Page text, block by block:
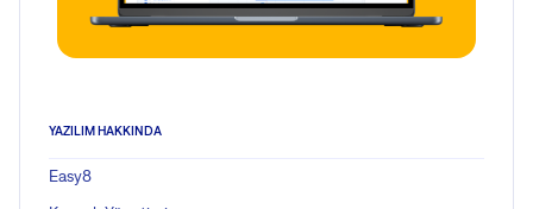
YAZILIM HAKKINDA
Easy8